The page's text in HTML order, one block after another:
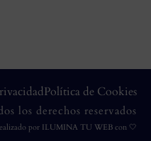
Política de Cookies
los derechos reservados
por ILUMINA TU WEBcon 🤍